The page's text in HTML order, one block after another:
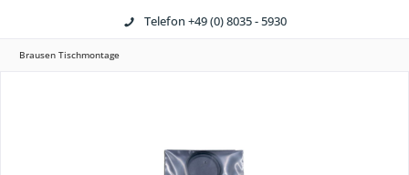
Telefon +49 (0) 8035 - 5930
Brausen Tischmontage